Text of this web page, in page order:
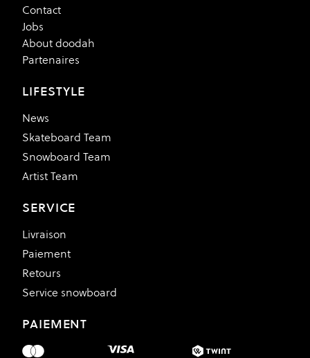
Contact
Jobs
About doodah
Partenaires
LIFESTYLE
News
Skateboard Team
Snowboard Team
Artist Team
SERVICE
Livraison
Paiement
Retours
Service snowboard
PAIEMENT